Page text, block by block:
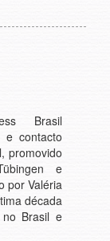
Brasil
e contacto
promovido
e
por Valéria
década
Brasil e